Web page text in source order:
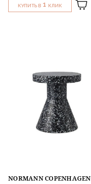
КУПИТЬ В 1 КЛИК
NORMANN COPENHAGEN